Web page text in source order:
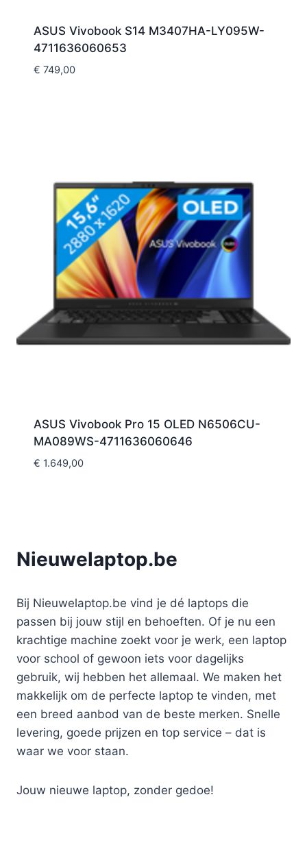
ASUS Vivobook S14 M3407HA-LY095W-
4711636060653
€ 749,00
ASUS Vivobook Pro 15 OLED N6506CU-
MA089WS-4711636060646
€ 1.649,00
Nieuwelaptop.be
Bij Nieuwelaptop.be vind je dé laptops die
passen bij jouw stijl en behoeften. Of je nu een
krachtige machine zoekt voor je werk, een laptop
voor school of gewoon iets voor dagelijks
gebruik, wij hebben het allemaal. We maken het
makkelijk om de perfecte laptop te vinden, met
een breed aanbod van de beste merken. Snelle
levering, goede prijzen en top service – dat is
waar we voor staan.
Jouw nieuwe laptop, zonder gedoe!